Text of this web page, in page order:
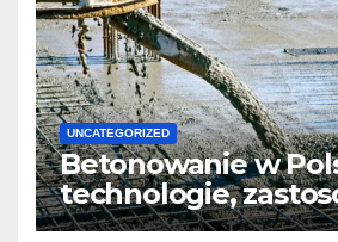
UNCATEGORIZED
Betonowanie w
technologie,
design